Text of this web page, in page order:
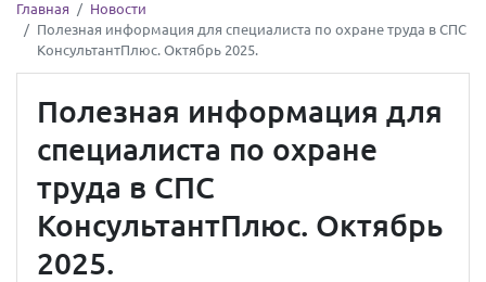
Главная
Новости
Полезная информация для специалиста по охране труда в СПС
КонсультантПлюс. Октябрь 2025.
Полезная информация для
специалиста по охране
труда в СПС
КонсультантПлюс. Октябрь
2025.